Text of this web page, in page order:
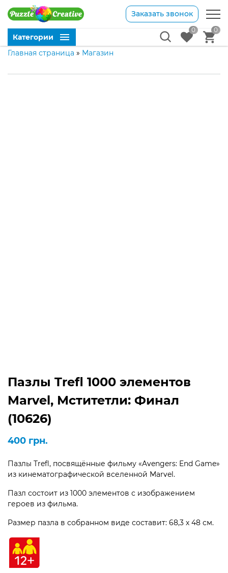
Заказать звонок
Категории
0 0
Главная страница » Магазин
Пазлы Trefl 1000 элементов
Marvel, Мститетли: Финал
(10626)
400 грн.
Пазлы Trefl, посвящённые фильму «Avengers: End Game»
из кинематографической вселенной Marvel.
Пазл состоит из 1000 элементов с изображением
героев из фильма.
Размер пазла в собранном виде составит: 68,3 х 48 см.